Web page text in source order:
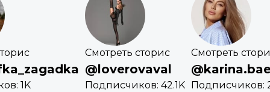
1K
Смотреть сторис
@loverovaval
Подписчиков: 42.1K
Смотреть
Подписчиков: